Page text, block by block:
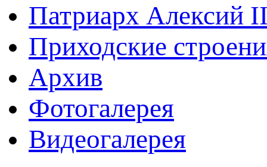
Патриарх Алексий
Приходские
Архив
Фотогалерея
Видеогалерея